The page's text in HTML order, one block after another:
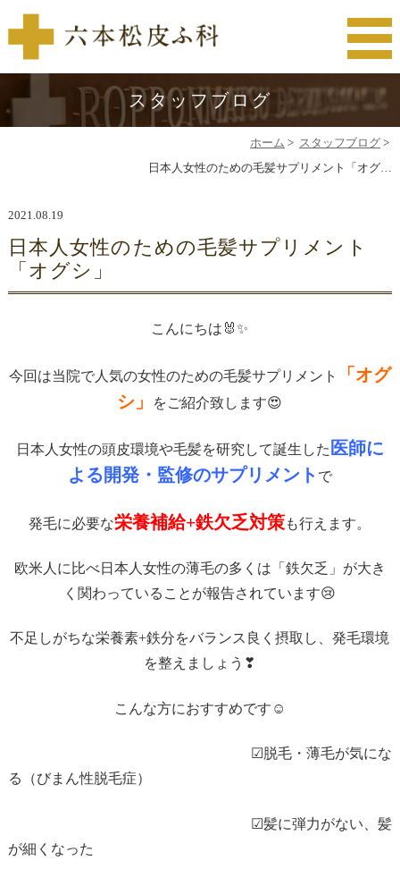
スタッフブログ
ホーム > スタッフブログ >
日本人女性のための毛髪サプリメント「オグ…
2021.08.19
日本人女性のための毛髪サプリメント
「オグシ」
こんにちは🐰✨
今回は当院で人気の女性のための毛髪サプリメント
「オグ
シ」
をご紹介致します😍
日本人女性の頭皮環境や毛髪を研究して誕生した 医師に
よる開発・監修のサプリメント で
発毛に必要な栄養補給+鉄欠乏対策も行えます。
欧米人に比べ日本人女性の薄毛の多くは「鉄欠乏」が大き
く関わっていることが報告されています😢
不足しがちな栄養素+鉄分をバランス良く摂取し、発毛環境
を整えましょう❣
こんな方におすすめです☺
☑脱毛・薄毛が気にな
る（びまん性脱毛症）
☑髪に弾力がない、髪
が細くなった